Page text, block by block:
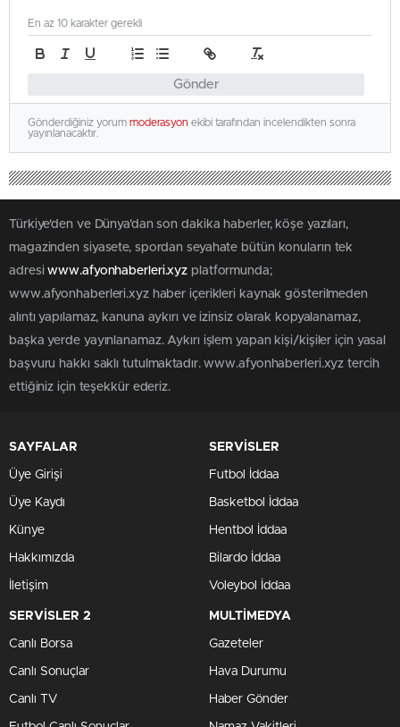
Gönder
En az 10 karakter gerekli
Gönderdiğiniz yorum moderasyon ekibi tarafından incelendikten sonra
yayınlanacaktır.
Türkiye'den ve Dünya’dan son dakika haberler, köşe yazıları,
magazinden siyasete, spordan seyahate bütün konuların tek
adresiwww.afyonhaberleri.xyz platformunda;
www.afyonhaberleri.xyz haber içerikleri kaynak gösterilmeden
alıntı yapılamaz, kanuna aykırı ve izinsiz olarak kopyalanamaz,
başka yerde yayınlanamaz. Aykırı işlem yapan kişi/kişiler için yasal
başvuru hakkı saklı tutulmaktadır. www.afyonhaberleri.xyz tercih
ettiğiniz için teşekkür ederiz.
SAYFALAR
Üye Girişi
Üye Kaydı
Künye
Hakkımızda
İletişim
SERVİSLER
Futbol İddaa
Basketbol İddaa
Hentbol İddaa
Bilardo İddaa
Voleybol İddaa
SERVİSLER 2
Canlı Borsa
Canlı Sonuçlar
Canlı TV
MULTİMEDYA
Gazeteler
Hava Durumu
Haber Gönder